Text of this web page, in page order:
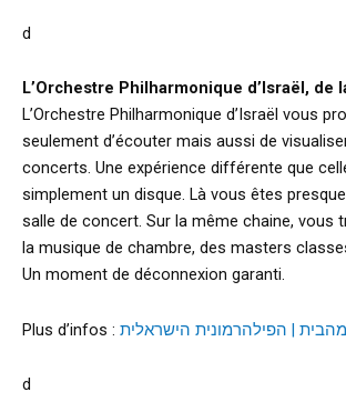
d
L’Orchestre Philharmonique d’Israël, de
L’Orchestre Philharmonique d’Israël vous
seulement d’écouter mais aussi de
concerts. Une expérience différente que
simplement un disque. Là vous êtes
salle de concert. Sur la même chaine, vous
la musique de chambre, des masters
Un moment de déconnexion garanti.
Plus d’infos : | הפילהרמונית הישראלית
d